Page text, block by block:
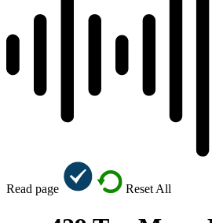
Read page Reset All